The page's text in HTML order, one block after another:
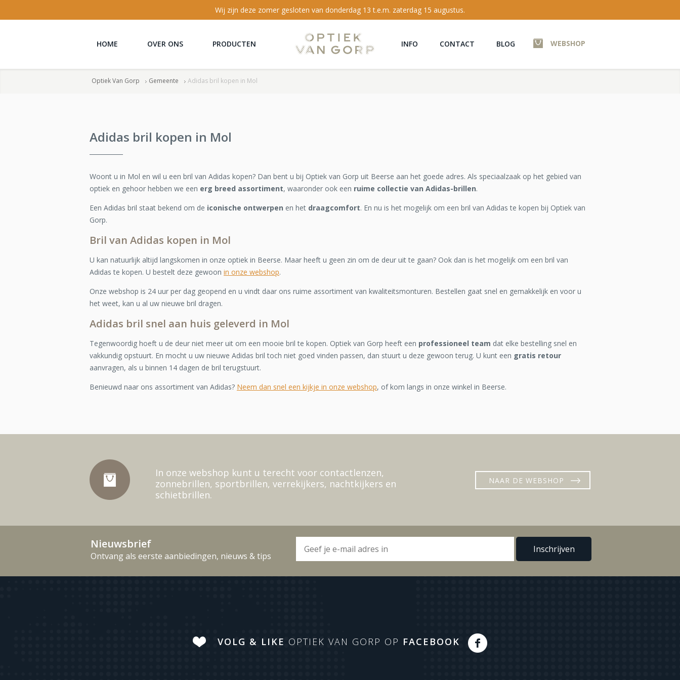
Wij zijn deze zomer gesloten van donderdag 13 t.e.m. zaterdag 15 augustus.
WEBSHOP
HOME OVER ONS PRODUCTEN INFO CONTACT BLOG
Optiek Van Gorp Gemeente Adidas bril kopen in Mol
Adidas bril kopen in Mol
Woont u in Mol en wil u een bril van Adidas kopen? Dan bent u bij Optiek van Gorp uit Beerse aan het goede adres. Als speciaalzaak op het gebied van
optiek en gehoor hebben we een erg breed assortiment, waaronder ook een ruime collectie van Adidas-brillen.
Een Adidas bril staat bekend om de iconische ontwerpen en het draagcomfort. En nu is het mogelijk om een bril van Adidas te kopen bij Optiek van
Gorp.
Bril van Adidas kopen in Mol
U kan natuurlijk altijd langskomen in onze optiek in Beerse. Maar heeft u geen zin om de deur uit te gaan? Ook dan is het mogelijk om een bril van
Adidas te kopen. U bestelt deze gewoon in onze webshop.
Onze webshop is 24 uur per dag geopend en u vindt daar ons ruime assortiment van kwaliteitsmonturen. Bestellen gaat snel en gemakkelijk en voor u
het weet, kan u al uw nieuwe bril dragen.
Adidas bril snel aan huis geleverd in Mol
Tegenwoordig hoeft u de deur niet meer uit om een mooie bril te kopen. Optiek van Gorp heeft een professioneel team dat elke bestelling snel en
vakkundig opstuurt. En mocht u uw nieuwe Adidas bril toch niet goed vinden passen, dan stuurt u deze gewoon terug. U kunt een gratis retour
aanvragen, als u binnen 14 dagen de bril terugstuurt.
Benieuwd naar ons assortiment van Adidas? Neem dan snel een kijkje in onze webshop, of kom langs in onze winkel in Beerse.
In onze webshop kunt u terecht voor contactlenzen,
zonnebrillen, sportbrillen, verrekijkers, nachtkijkers en
schietbrillen.
NAAR DE WEBSHOP
Nieuwsbrief
Ontvang als eerste aanbiedingen, nieuws & tips
VOLG & LIKE OPTIEK VAN GORP OP FACEBOOK